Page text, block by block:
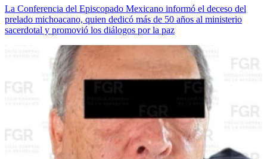
La Conferencia del Episcopado Mexicano informó el deceso del
prelado michoacano, quien dedicó más de 50 años al ministerio
sacerdotal y promovió los diálogos por la paz